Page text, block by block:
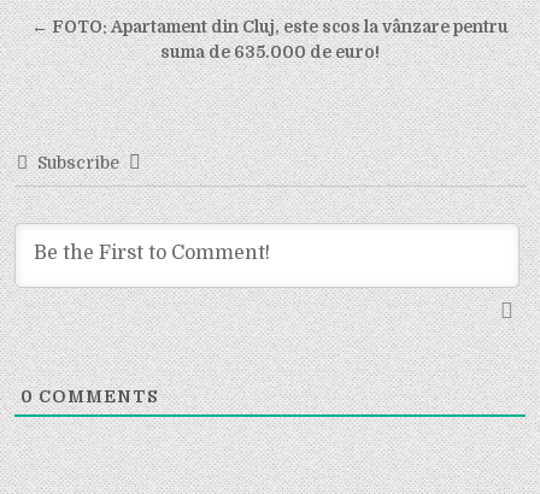
← FOTO: Apartament din Cluj, este scos la vânzare pentru
suma de 635.000 de euro!
Subscribe
0COMMENTS